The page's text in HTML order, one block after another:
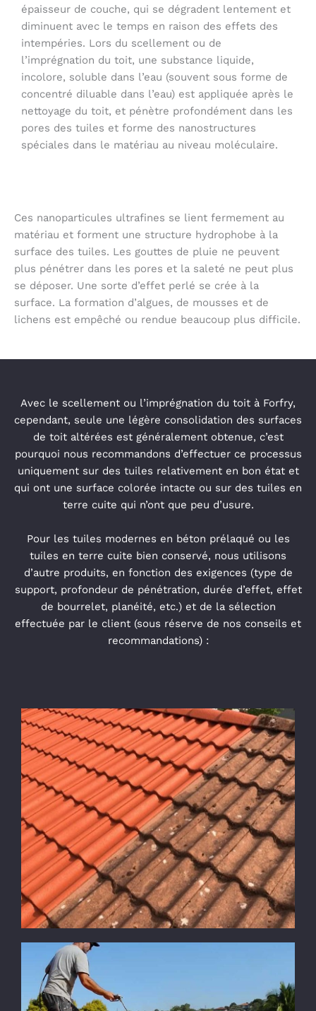
épaisseur de couche, qui se dégradent lentement et
diminuent avec le temps en raison des effets des
intempéries. Lors du scellement ou de
l’imprégnation du toit, une substance liquide,
incolore, soluble dans l’eau (souvent sous forme de
concentré diluable dans l’eau) est appliquée après le
nettoyage du toit, et pénètre profondément dans les
pores des tuiles et forme des nanostructures
spéciales dans le matériau au niveau moléculaire.
Ces nanoparticules ultrafines se lient fermement au
matériau et forment une structure hydrophobe à la
surface des tuiles. Les gouttes de pluie ne peuvent
plus pénétrer dans les pores et la saleté ne peut plus
se déposer. Une sorte d’effet perlé se crée à la
surface. La formation d’algues, de mousses et de
lichens est empêché ou rendue beaucoup plus difficile.
Avec le scellement ou l’imprégnation du toit à Forfry,
cependant, seule une légère consolidation des surfaces
de toit altérées est généralement obtenue, c’est
pourquoi nous recommandons d’effectuer ce processus
uniquement sur des tuiles relativement en bon état et
qui ont une surface colorée intacte ou sur des tuiles en
terre cuite qui n’ont que peu d’usure.
Pour les tuiles modernes en béton prélaqué ou les
tuiles en terre cuite bien conservé, nous utilisons
d’autre produits, en fonction des exigences (type de
support, profondeur de pénétration, durée d’effet, effet
de bourrelet, planéité, etc.) et de la sélection
effectuée par le client (sous réserve de nos conseils et
recommandations) :